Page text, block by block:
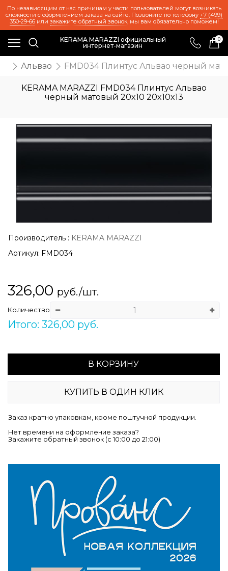
По независящим от нас причинам у части пользователей могут возникать
сложности с оформлением заказа на сайте. Позвоните по телефону +7 (499)
350-29-66или закажите обратный звонок, мы вам обязательно поможем!
KERAMA MARAZZI официальный
интернет-магазин
0
Альвао FMD034 Плинтус Альвао черный
KERAMA MARAZZI FMD034 Плинтус Альвао
черный матовый 20x10 20x10x13
Производитель : KERAMA MARAZZI
Артикул: FMD034
326,00 руб./шт.
Количество
Итого: 326,00 руб.
В КОРЗИНУ
КУПИТЬ В ОДИН КЛИК
Заказ кратно упаковкам, кроме поштучной продукции.
Нет времени на оформление заказа?
Закажите обратный звонок (c 10:00 до 21:00)